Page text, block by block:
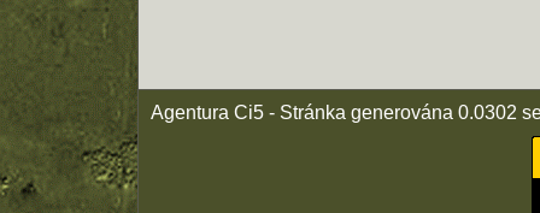
Agentura Ci5 - Stránka generována 0.0302